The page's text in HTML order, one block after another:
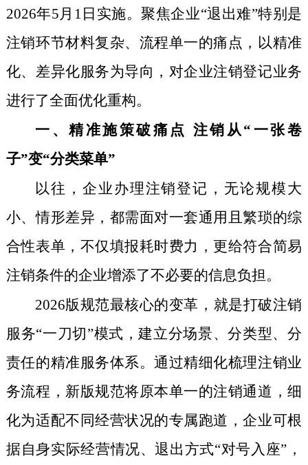
2026年5月1日实施。聚焦企业“退出难”特别是
注销环节材料复杂、流程单一的痛点，以精准
化、差异化服务为导向，对企业注销登记业务
进行了全面优化重构。
一、精准施策破痛点 注销从“一张卷
子”变“分类菜单”
以往，企业办理注销登记，无论规模大
小、情形差异，都需面对一套通用且繁琐的综
合性表单，不仅填报耗时费力，更给符合简易
注销条件的企业增添了不必要的信息负担。
2026版规范最核心的变革，就是打破注销
服务“一刀切”模式，建立分场景、分类型、分
责任的精准服务体系。通过精细化梳理注销业
务流程，新版规范将原本单一的注销通道，细
化为适配不同经营状况的专属跑道，企业可根
据自身实际经营情况、退出方式“对号入座”，